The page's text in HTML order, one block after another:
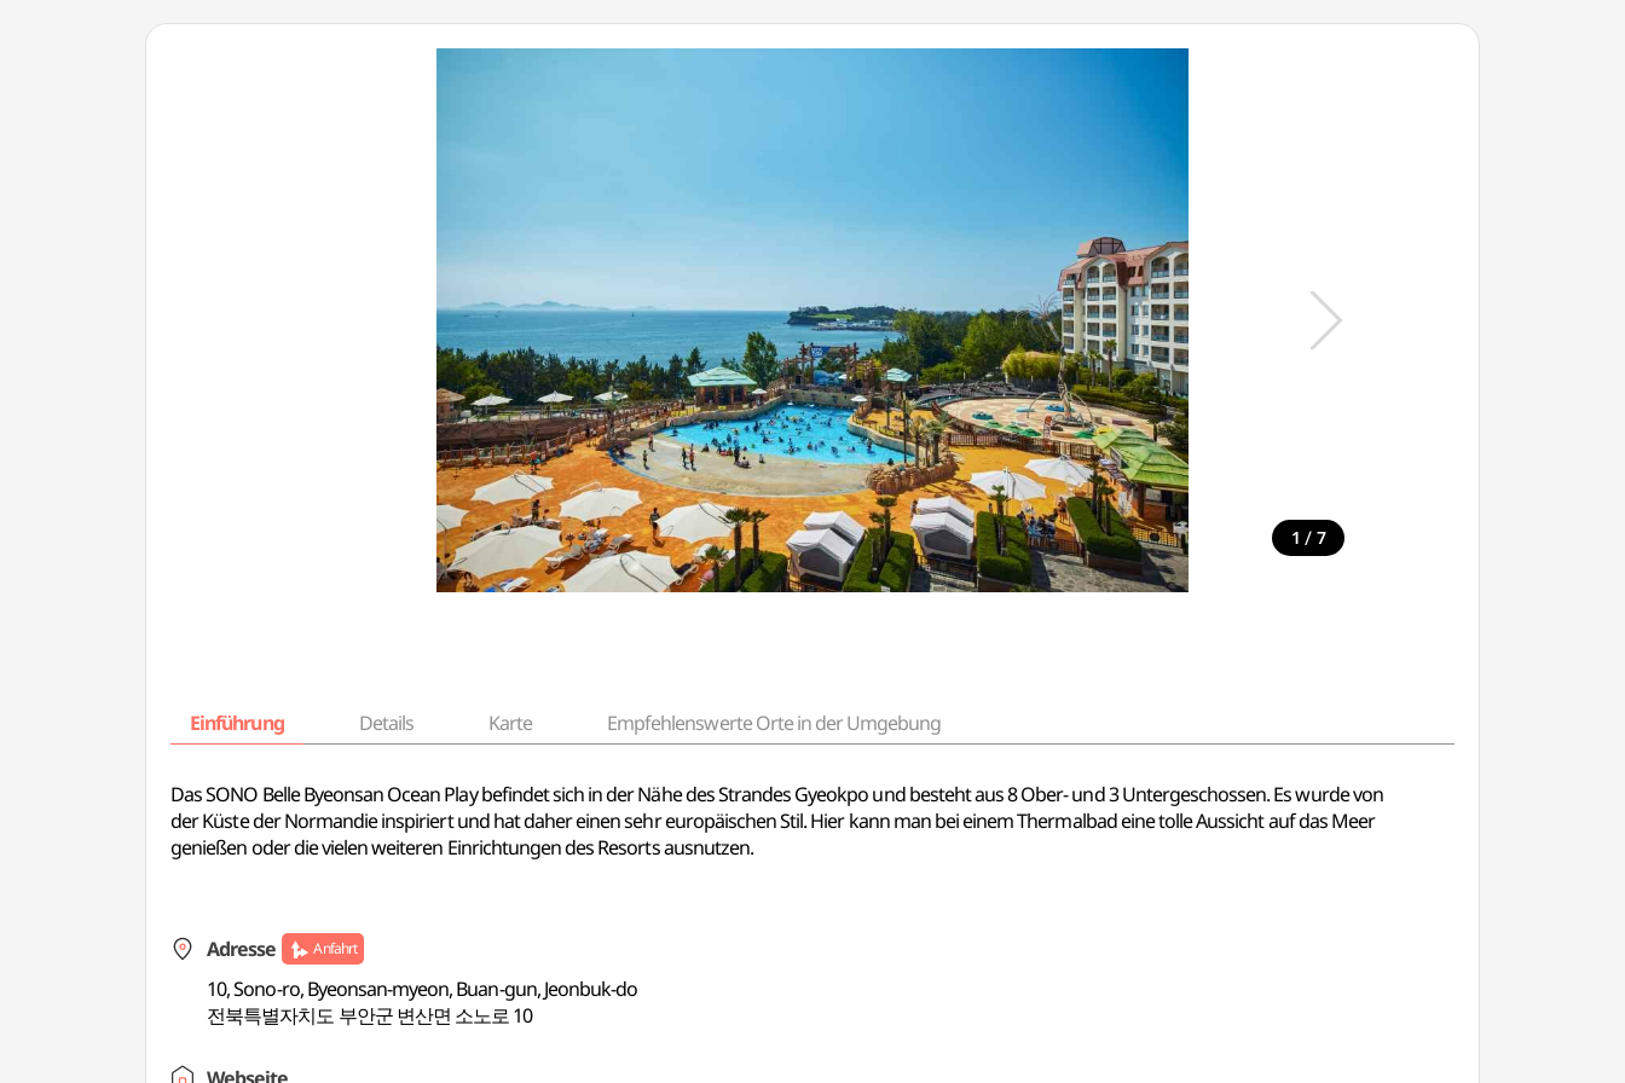
1 / 7
Einführung Details Karte Empfehlenswerte Orte in der Umgebung
Das SONO Belle Byeonsan Ocean Play befindet sich in der Nähe des Strandes Gyeokpo und besteht aus 8 Ober- und 3 Untergeschossen. Es wurde von
der Küste der Normandie inspiriert und hat daher einen sehr europäischen Stil. Hier kann man bei einem Thermalbad eine tolle Aussicht auf das Meer
genießen oder die vielen weiteren Einrichtungen des Resorts ausnutzen.
Adresse Anfahrt
10, Sono-ro, Byeonsan-myeon, Buan-gun, Jeonbuk-do
전북특별자치도 부안군 변산면 소노로 10